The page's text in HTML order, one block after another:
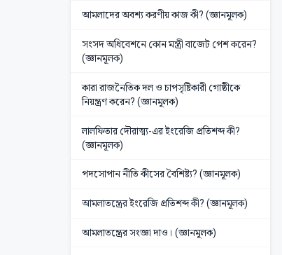
আমলাদের অবশ্য করণীয় কাজ কী? (জ্ঞানমূলক)
সংসদ অধিবেশনে কোন মন্ত্রী বাজেট পেশ করেন?
(জ্ঞানমূলক)
কারা রাজনৈতিক দল ও চাপসৃষ্টিকারী গোষ্ঠীকে
নিয়ন্ত্রণ করেন? (জ্ঞানমূলক)
লালফিতার দৌরাত্ম্য-এর ইংরেজি প্রতিশব্দ কী?
(জ্ঞানমূলক)
পদসোপান নীতি কীসের বৈশিষ্ট্য? (জ্ঞানমূলক)
আমলাতন্ত্রের ইংরেজি প্রতিশব্দ কী? (জ্ঞানমূলক)
আমলাতন্ত্রের সংজ্ঞা দাও। (জ্ঞানমূলক)